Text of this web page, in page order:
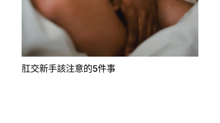
肛交新手該注意的5件事